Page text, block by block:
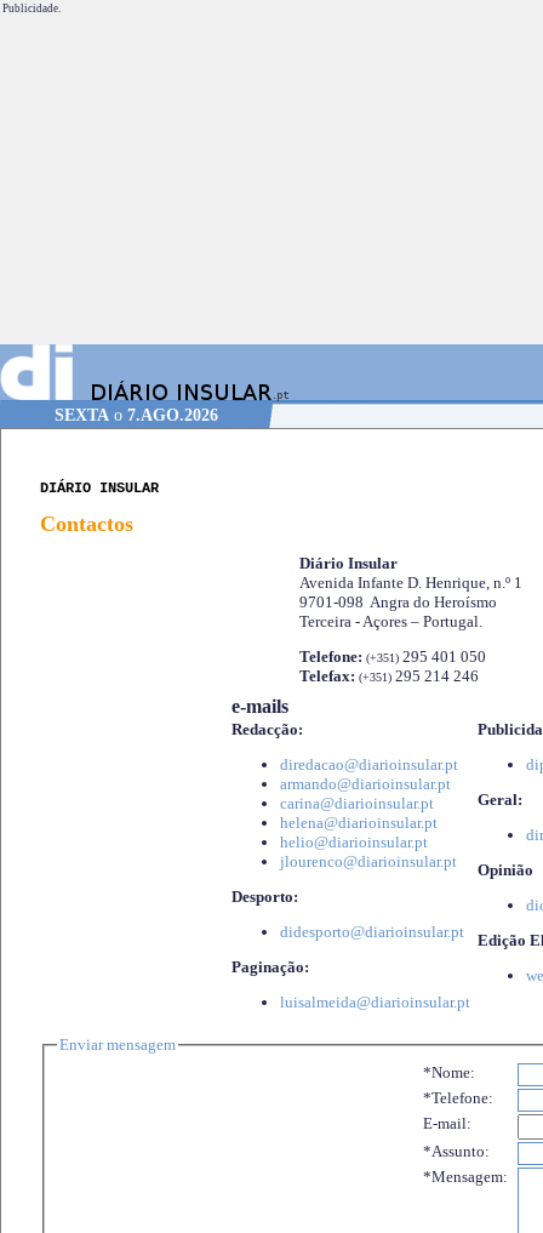
Publicidade.
SEXTA o 7.AGO.2026
DIÁRIO INSULAR
Contactos
Diário Insular
Avenida Infante D. Henrique, n.º 1
9701-098 Angra do Heroísmo
Terceira - Açores – Portugal.
Telefone: (+351) 295 401 050
Telefax: (+351) 295 214 246
e-mails
Redacção:
diredacao@diarioinsular.pt
armando@diarioinsular.pt
carina@diarioinsular.pt
helena@diarioinsular.pt
helio@diarioinsular.pt
jlourenco@diarioinsular.pt
Desporto:
didesporto@diarioinsular.pt
Paginação:
luisalmeida@diarioinsular.pt
Geral:
Opinião
Edição
Enviar mensagem
*Nome:
*Telefone:
E-mail:
*Assunto:
*Mensagem: